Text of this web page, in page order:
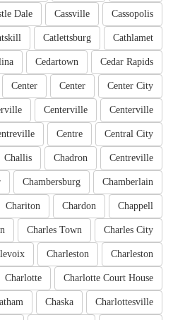
Cassopolis
Cassville
Dale
Cathlamet
Catlettsburg
Cedar Rapids
Cedartown
Center City
Center
Center
Centerville
Centerville
Central City
Centre
Centreville
Chadron
Challis
Chamberlain
Chambersburg
Chappell
Chardon
Chariton
Charles City
Charles Town
Charleston
Charleston
Charlotte Court House
Charlotte
Charlottesville
Chaska